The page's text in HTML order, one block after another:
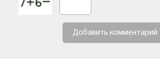
Добавить комментарий